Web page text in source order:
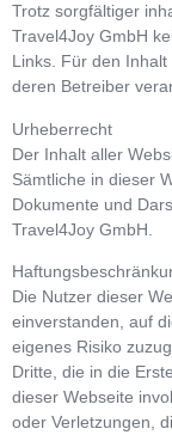
Trotz sorgfältiger
Travel4Joy GmbH
Links. Für den
deren Betreiber
Urheberrecht
Der Inhalt aller
Sämtliche in dieser
Dokumente und
Travel4Joy GmbH.
Die Nutzer dieser
einverstanden, auf
eigenes Risiko
Dritte, die in die
dieser Webseite
oder Verletzungen,